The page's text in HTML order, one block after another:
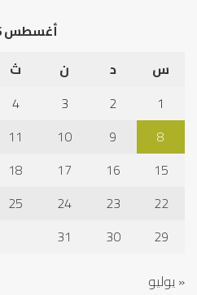
أغسطس 2026
س
د ن ث
1
2
3
4
8
9
10
11
15
16
17
18
22
23
24
25
29
30
31
« يوليو